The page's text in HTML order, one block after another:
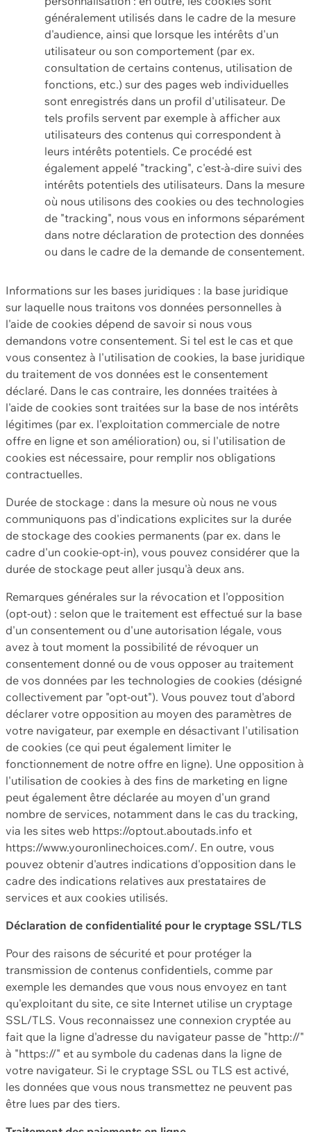
généralement utilisés dans le cadre de la mesure
d'audience, ainsi que lorsque les intérêts d'un
utilisateur ou son comportement (par ex.
consultation de certains contenus, utilisation de
fonctions, etc.) sur des pages web individuelles
sont enregistrés dans un profil d'utilisateur. De
tels profils servent par exemple à afficher aux
utilisateurs des contenus qui correspondent à
leurs intérêts potentiels. Ce procédé est
également appelé "tracking", c'est-à-dire suivi des
intérêts potentiels des utilisateurs. Dans la mesure
où nous utilisons des cookies ou des technologies
de "tracking", nous vous en informons séparément
dans notre déclaration de protection des données
ou dans le cadre de la demande de consentement.
Informations sur les bases juridiques : la base juridique
sur laquelle nous traitons vos données personnelles à
l'aide de cookies dépend de savoir si nous vous
demandons votre consentement. Si tel est le cas et que
vous consentez à l'utilisation de cookies, la base juridique
du traitement de vos données est le consentement
déclaré. Dans le cas contraire, les données traitées à
l'aide de cookies sont traitées sur la base de nos intérêts
légitimes (par ex. l'exploitation commerciale de notre
offre en ligne et son amélioration) ou, si l'utilisation de
cookies est nécessaire, pour remplir nos obligations
contractuelles.
Durée de stockage : dans la mesure où nous ne vous
communiquons pas d'indications explicites sur la durée
de stockage des cookies permanents (par ex. dans le
cadre d'un cookie-opt-in), vous pouvez considérer que la
durée de stockage peut aller jusqu'à deux ans.
Remarques générales sur la révocation et l'opposition
(opt-out) : selon que le traitement est effectué sur la base
d'un consentement ou d'une autorisation légale, vous
avez à tout moment la possibilité de révoquer un
consentement donné ou de vous opposer au traitement
de vos données par les technologies de cookies (désigné
collectivement par "opt-out"). Vous pouvez tout d'abord
déclarer votre opposition au moyen des paramètres de
votre navigateur, par exemple en désactivant l'utilisation
de cookies (ce qui peut également limiter le
fonctionnement de notre offre en ligne). Une opposition à
l'utilisation de cookies à des fins de marketing en ligne
peut également être déclarée au moyen d'un grand
nombre de services, notamment dans le cas du tracking,
via les sites web https://optout.aboutads.info et
https://www.youronlinechoices.com/. En outre, vous
pouvez obtenir d'autres indications d'opposition dans le
cadre des indications relatives aux prestataires de
services et aux cookies utilisés.
Déclaration de confidentialité pour le cryptage SSL/TLS
Pour des raisons de sécurité et pour protéger la
transmission de contenus confidentiels, comme par
exemple les demandes que vous nous envoyez en tant
qu'exploitant du site, ce site Internet utilise un cryptage
SSL/TLS. Vous reconnaissez une connexion cryptée au
fait que la ligne d'adresse du navigateur passe de "http://"
à "https://" et au symbole du cadenas dans la ligne de
votre navigateur. Si le cryptage SSL ou TLS est activé,
les données que vous nous transmettez ne peuvent pas
être lues par des tiers.